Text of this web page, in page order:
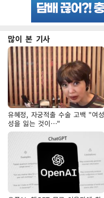
많이 본 기사
유혜정, 자궁적출 수술 고백 "여성
성을 잃는 것이…"